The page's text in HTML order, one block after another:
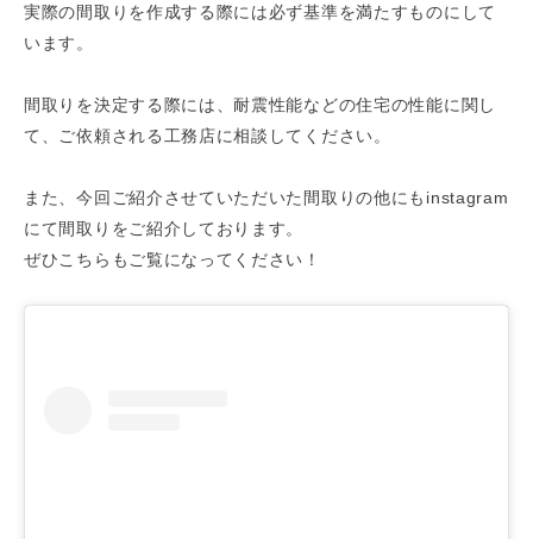
実際の間取りを作成する際には必ず基準を満たすものにして
います。
間取りを決定する際には、耐震性能などの住宅の性能に関し
て、ご依頼される工務店に相談してください。
また、今回ご紹介させていただいた間取りの他にもinstagram
にて間取りをご紹介しております。
ぜひこちらもご覧になってください！